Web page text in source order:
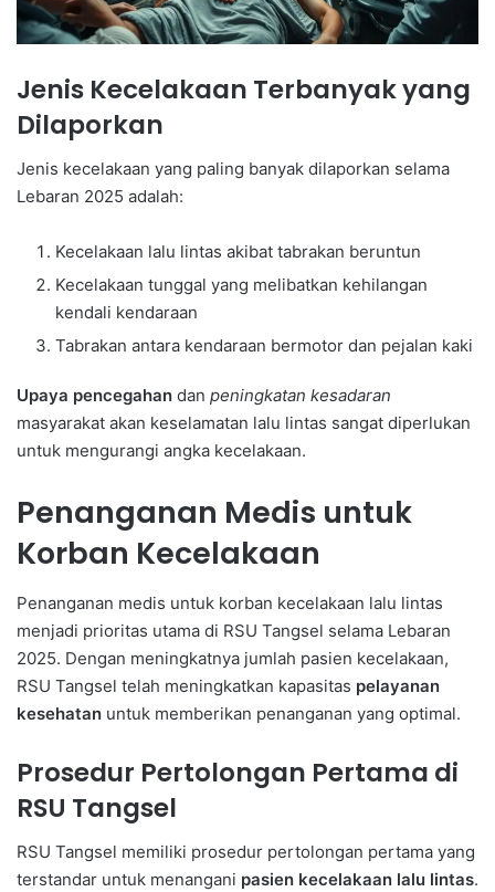
Jenis Kecelakaan Terbanyak yang
Dilaporkan
Jenis kecelakaan yang paling banyak dilaporkan selama
Lebaran 2025 adalah:
Kecelakaan lalu lintas akibat tabrakan beruntun
Kecelakaan tunggal yang melibatkan kehilangan
kendali kendaraan
Tabrakan antara kendaraan bermotor dan pejalan kaki
Upaya pencegahan dan peningkatan kesadaran
masyarakat akan keselamatan lalu lintas sangat diperlukan
untuk mengurangi angka kecelakaan.
Penanganan Medis untuk
Korban Kecelakaan
Penanganan medis untuk korban kecelakaan lalu lintas
menjadi prioritas utama di RSU Tangsel selama Lebaran
2025. Dengan meningkatnya jumlah pasien kecelakaan,
RSU Tangsel telah meningkatkan kapasitas pelayanan
kesehatan untuk memberikan penanganan yang optimal.
Prosedur Pertolongan Pertama di
RSU Tangsel
RSU Tangsel memiliki prosedur pertolongan pertama yang
terstandar untuk menangani pasien kecelakaan lalu lintas.